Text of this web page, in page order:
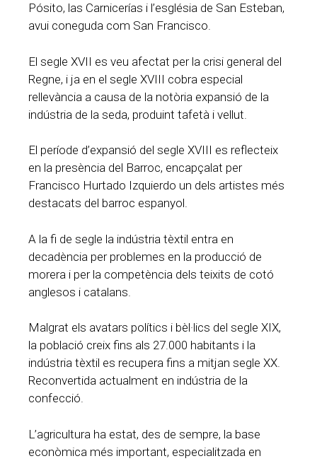
Pósito, las Carnicerías i l’església de San Esteban,
avui coneguda com San Francisco.
El segle XVII es veu afectat per la crisi general del
Regne, i ja en el segle XVIII cobra especial
rellevància a causa de la notòria expansió de la
indústria de la seda, produint tafetà i vellut.
El període d’expansió del segle XVIII es reflecteix
en la presència del Barroc, encapçalat per
Francisco Hurtado Izquierdo un dels artistes més
destacats del barroc espanyol.
A la fi de segle la indústria tèxtil entra en
decadència per problemes en la producció de
morera i per la competència dels teixits de cotó
anglesos i catalans.
Malgrat els avatars polítics i bèl·lics del segle XIX,
la població creix fins als 27.000 habitants i la
indústria tèxtil es recupera fins a mitjan segle XX.
Reconvertida actualment en indústria de la
confecció.
L’agricultura ha estat, des de sempre, la base
econòmica més important, especialitzada en